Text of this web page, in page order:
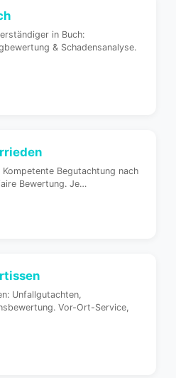
in Buch:
& Schadensanalyse.
Kompetente Begutachtung nach
Bewertung. Je…
Unfallgutachten,
Vor-Ort-Service,